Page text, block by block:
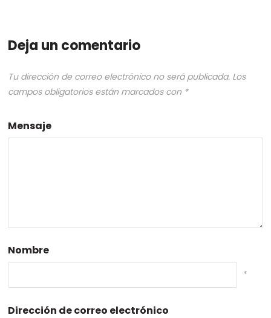
Deja un comentario
Tu dirección de correo electrónico no será publicada. Los
campos obligatorios están marcados con *
Mensaje
Nombre
*
Dirección de correo electrónico